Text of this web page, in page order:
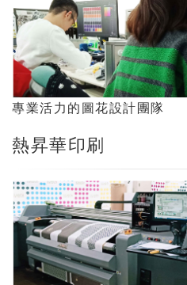
專業活力的圖花設計團隊
熱昇華印刷